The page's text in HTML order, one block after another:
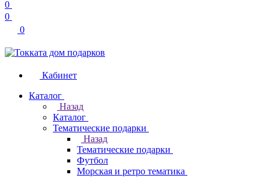
0
0
0
Кабинет
Каталог
Назад
Каталог
Тематические подарки
Назад
Тематические подарки
Футбол
Морская и ретро тематика